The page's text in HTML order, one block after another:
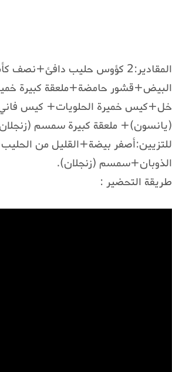
البيض+قشور حامضة+ملعقة كبيرة
(يانسون)+ ملعقة كبيرة سمسم
للتزيين:أصفر بيضة+القليل من
الذوبان+سمسم (زنجلان).
طريقة التحضير :